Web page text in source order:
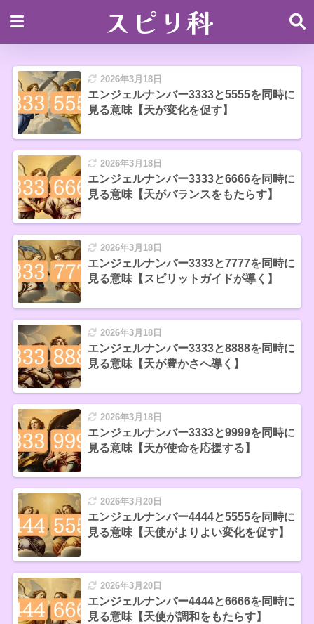
スピリ科
2026年3月18日
エンジェルナンバー3333と5555を同時に
見る意味【天が変化を促す】
2026年3月18日
エンジェルナンバー3333と6666を同時に
見る意味【天がバランスをもたらす】
2026年3月18日
エンジェルナンバー3333と7777を同時に
見る意味【スピリットガイドが導く】
2026年3月18日
エンジェルナンバー3333と8888を同時に
見る意味【天が豊かさへ導く】
2026年3月18日
エンジェルナンバー3333と9999を同時に
見る意味【天が使命を応援する】
2026年3月20日
エンジェルナンバー4444と5555を同時に
見る意味【天使がよりよい変化を促す】
2026年3月20日
エンジェルナンバー4444と6666を同時に
見る意味【天使が調和をもたらす】